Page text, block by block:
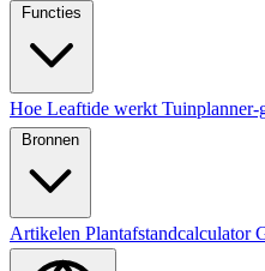
Functies
Hoe Leaftide werkt Tuinplanner-
Bronnen
Artikelen Plantafstandcalculator